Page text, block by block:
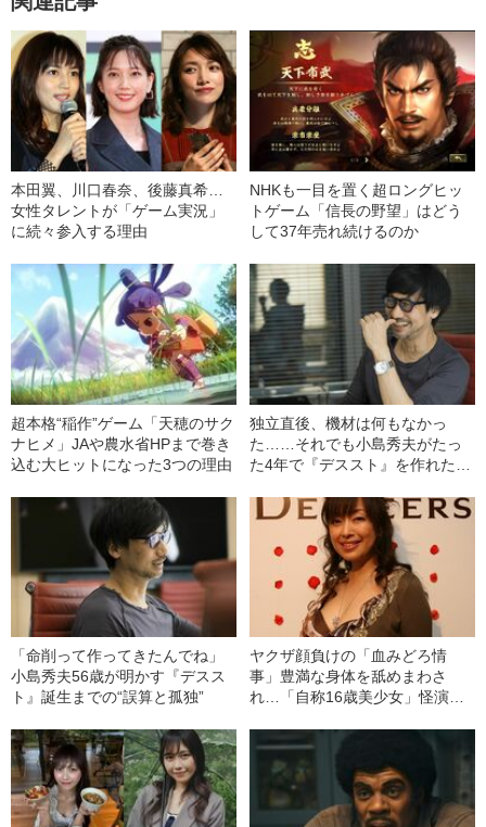
本田翼、川口春奈、後藤真希…
女性タレントが「ゲーム実況」
に続々参入する理由
NHKも一目を置く超ロングヒッ
トゲーム「信長の野望」はどう
して37年売れ続けるのか
超本格“稲作”ゲーム「天穂のサク
ナヒメ」JAや農水省HPまで巻き
込む大ヒットになった3つの理由
独立直後、機材は何もなかっ
た……それでも小島秀夫がたっ
た4年で『デススト』を作れた理
「命削って作ってきたんでね」
小島秀夫56歳が明かす『デスス
ト』誕生までの“誤算と孤独”
ヤクザ顔負けの「血みどろ情
事」豊満な身体を舐めまわさ
れ…「自称16歳美少女」怪演
ぎる“熟れ方”